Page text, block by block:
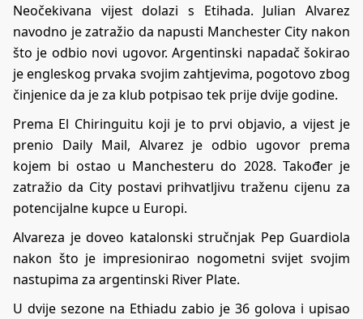
Neočekivana vijest dolazi s Etihada. Julian Alvarez
navodno je zatražio da napusti Manchester City nakon
što je odbio novi ugovor. Argentinski napadač šokirao
je engleskog prvaka svojim zahtjevima, pogotovo zbog
činjenice da je za klub potpisao tek prije dvije godine.
Prema El Chiringuitu koji je to prvi objavio, a vijest je
prenio Daily Mail, Alvarez je odbio ugovor prema
kojem bi ostao u Manchesteru do 2028. Također je
zatražio da City postavi prihvatljivu traženu cijenu za
potencijalne kupce u Europi.
Alvareza je doveo katalonski stručnjak Pep Guardiola
nakon što je impresionirao nogometni svijet svojim
nastupima za argentinski River Plate.
U dvije sezone na Ethiadu zabio je 36 golova i upisao